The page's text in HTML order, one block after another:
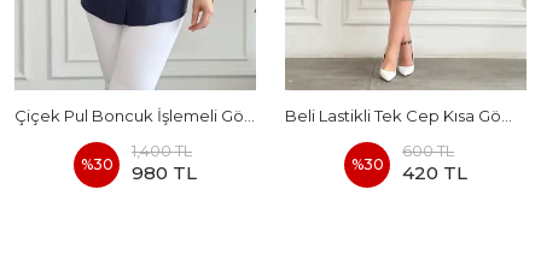
%30
1,400 TL
980 TL %30
600 TL
420 TL